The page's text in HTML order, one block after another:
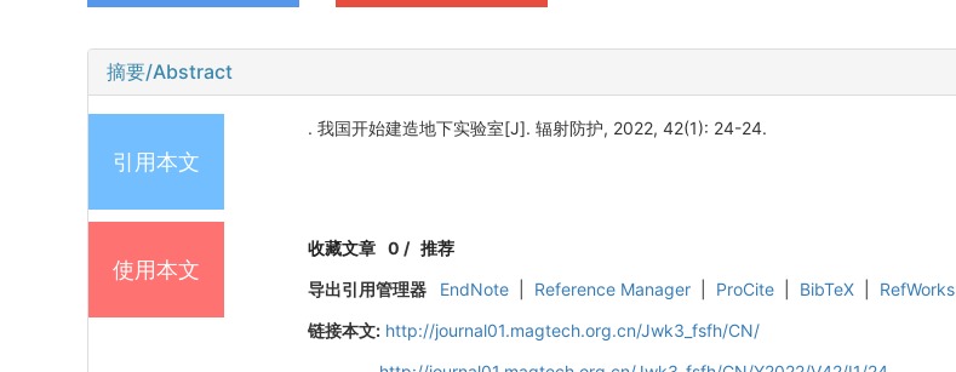
摘要/Abstract
引用本文
. 我国开始建造地下实验室[J]. 辐射防护, 2022, 42(1): 24-24.
使用本文
收藏文章 0 /推荐
导出引用管理器
EndNote Reference Manager ProCite BibTeX
RefWorks
链接本文: http://journal01.magtech.org.cn/Jwk3_fsfh/CN/